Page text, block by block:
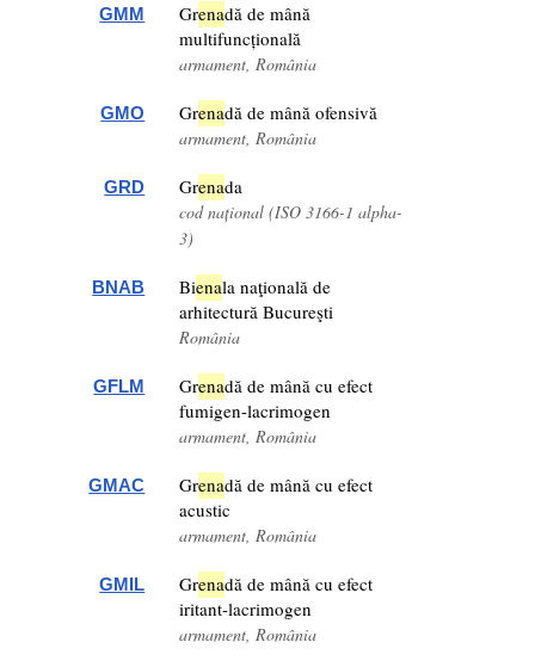
GMM Grenadă de mână
multifuncțională
armament, România
GMO Grenadă de mână ofensivă
armament, România
GRD Grenada
cod național (ISO 3166-1 alpha-
3)
BNAB Bienala naţională de
arhitectură Bucureşti
România
GFLM Grenadă de mână cu efect
fumigen-lacrimogen
armament, România
GMAC Grenadă de mână cu efect
acustic
armament, România
GMIL Grenadă de mână cu efect
iritant-lacrimogen
armament, România